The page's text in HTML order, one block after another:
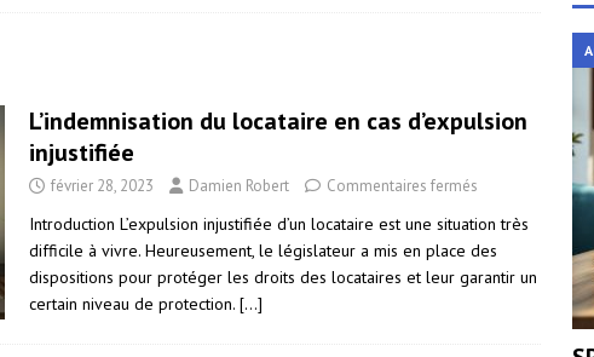
L’indemnisation du locataire en cas d’expulsion
injustifiée
février 28, 2023 Damien Robert Commentaires fermés
Introduction L’expulsion injustifiée d’un locataire est une situation très
difficile à vivre. Heureusement, le législateur a mis en place des
dispositions pour protéger les droits des locataires et leur garantir un
certain niveau de protection. […]